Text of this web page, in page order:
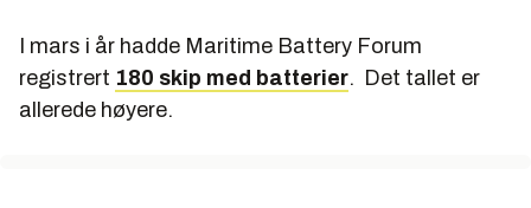
I mars i år hadde Maritime Battery Forum
registrert 180 skip med batterier. Det tallet er
allerede høyere.